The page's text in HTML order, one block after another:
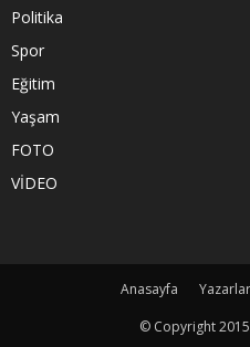
Politika
Spor
Eğitim
Yaşam
FOTO
VİDEO
Anasayfa Yazarlar
© Copyright